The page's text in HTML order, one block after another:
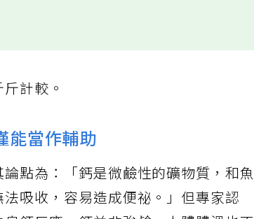
計較。
能當作輔助
點為：「鈣是微鹼性的礦物質，和魚
吸收，容易造成便祕。」但專家認